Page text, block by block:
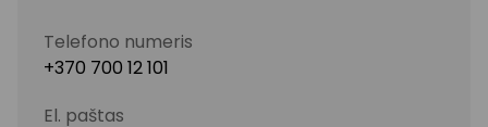
Telefono numeris
+370 700 12 101
El. paštas